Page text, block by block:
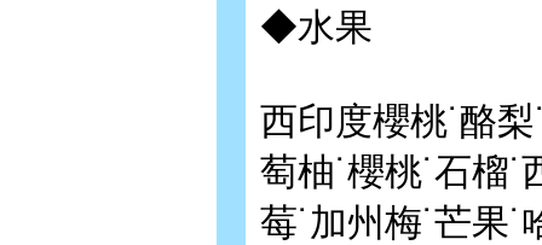
◆水果
西印度櫻桃˙酪梨
萄柚˙櫻桃˙石榴˙
莓˙加州梅˙芒果˙